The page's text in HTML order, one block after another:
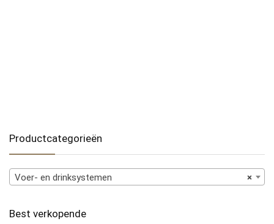
Productcategorieën
×
Voer- en drinksystemen
Best verkopende